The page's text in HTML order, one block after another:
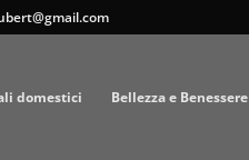
domestici Bellezza e Benessere